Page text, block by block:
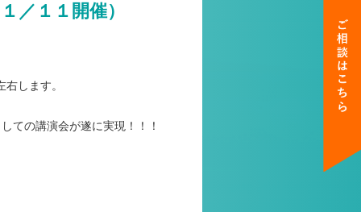
／１１開催）
します。
ての講演会が遂に実現！！！